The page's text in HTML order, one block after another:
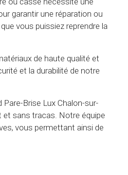
garantir une réparation ou
vous puissiez reprendre la
de haute qualité et
et la durabilité de notre
Pare-Brise Lux Chalon-sur-
et sans tracas. Notre équipe
vous permettant ainsi de